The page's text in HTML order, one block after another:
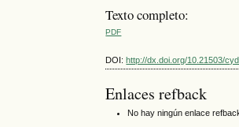
Texto completo:
PDF
DOI:http://dx.doi.org/10.21503/
Enlaces refback
No hay ningún enlace